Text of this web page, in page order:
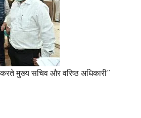
करते मुख्य सचिव और वरिष्ठ अधिकारी”